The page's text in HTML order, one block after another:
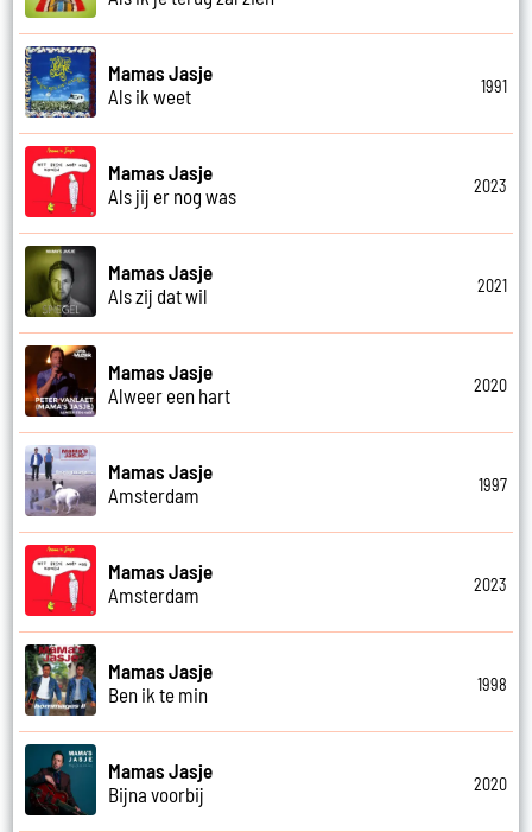
Mamas Jasje
Als ik weet
1991
Mamas Jasje
Als jij er nog was
2023
Mamas Jasje
Als zij dat wil
2021
Mamas Jasje
Alweer een hart
2020
Mamas Jasje
Amsterdam
1997
Mamas Jasje
Amsterdam
2023
Mamas Jasje
Ben ik te min
1998
Mamas Jasje
Bijna voorbij
2020